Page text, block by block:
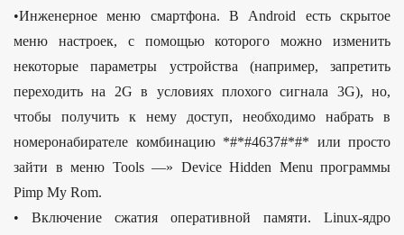
•Инженерное меню смартфона. В Android есть скрытое
меню настроек, с помощью которого можно изменить
некоторые параметры устройства (например, запретить
переходить на 2G в условиях плохого сигнала 3G), но,
чтобы получить к нему доступ, необходимо набрать в
номеронабирателе комбинацию *#*#4637#*#* или просто
зайти в меню Tools —» Device Hidden Menu программы
Pimp My Rom.
• Включение сжатия оперативной памяти. Linux-ядро